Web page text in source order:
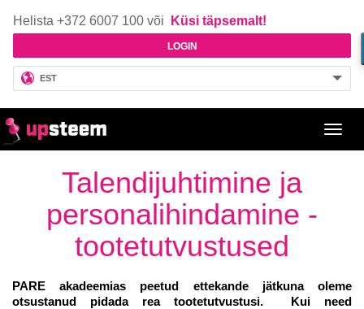
Helista +372 6007 100 või Küsi täpsemalt!
LOGIN
EST
Talendijuhtimine ja
personalihindamine -
tootetutvustused
PARE akadeemias peetud ettekande jätkuna oleme
otsustanud pidada rea tootetutvustusi. Kui need